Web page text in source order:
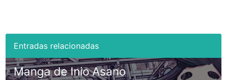
Manga de Inio Asano